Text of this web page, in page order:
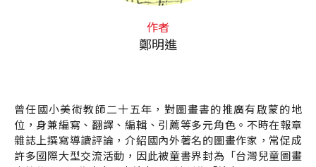
作者
鄭明進
曾任國小美術教師二十五年，對圖畫書的推廣有啟蒙的地
位，身兼編寫、翻譯、編輯、引薦等多元角色。不時在報章
雜誌上撰寫導讀評論，介紹國內外著名的圖畫作家，常促成
許多國際大型交流活動，因此被童書界封為「台灣兒童圖畫